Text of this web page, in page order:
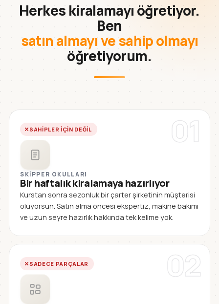
Herkes kiralamayı öğretiyor.
Ben
satın almayı ve sahip olmayı
öğretiyorum.
01
SAHIPLER IÇIN DEĞIL
SKIPPER OKULLARI
Bir haftalık kiralamaya hazırlıyor
Kurstan sonra sezonluk bir çarter şirketinin müşterisi
oluyorsun. Satın alma öncesi ekspertiz, makine bakımı
ve uzun seyre hazırlık hakkında tek kelime yok.
02
SADECE PARÇALAR